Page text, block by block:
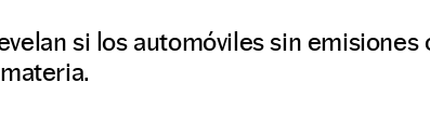
si los automóviles sin